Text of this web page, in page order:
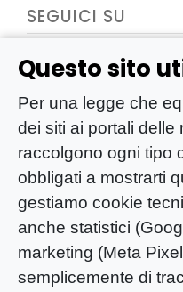
Questo sito
Per una legge che
dei siti ai portali delle
raccolgono ogni tipo
obbligati a mostrarti
gestiamo cookie
anche statistici
marketing (Meta
semplicemente di
SEGUICI SU